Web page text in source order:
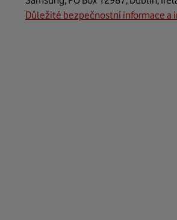
Důležité bezpečnostní informace a